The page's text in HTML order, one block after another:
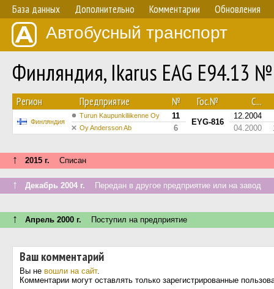
База данных Дополнительно Комментарии Обновления
Автобусный транспорт
Финляндия, Ikarus EAG E94.13
Регион Предприятие № Гос.№ С...
Финляндия
Turun Kaupunkiliikenne Oy 11
EYG-816
12.2004
Oy Andersson Ab 6 04.2000
↑ 2015 г. Списан
↑ Декабрь 2004 г. Передан в другое предприятие или на завод
↑ Апрель 2000 г. Поступил на предприятие
Ваш комментарий
Вы не вошли на сайт.
Комментарии могут оставлять только зарегистрированные